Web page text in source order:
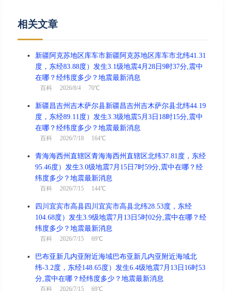
相关文章
新疆阿克苏地区库车市新疆阿克苏地区库车市北纬41.31
度，东经83.88度）发生3.1级地震4月28日9时37分,震中
在哪？经纬度多少？地震最新消息
百科 2026/8/4 70℃
新疆昌吉州吉木萨尔县新疆昌吉州吉木萨尔县北纬44.19
度，东经89.11度）发生3.3级地震5月3日18时15分,震中
在哪？经纬度多少？地震最新消息
百科 2026/7/18 164℃
青海海西州直辖区青海海西州直辖区北纬37.81度，东经
95.46度）发生3.0级地震7月15日7时59分,震中在哪？经
纬度多少？地震最新消息
百科 2026/7/15 144℃
四川宜宾市高县四川宜宾市高县北纬28.53度，东经
104.68度）发生3.9级地震7月13日5时02分,震中在哪？经
纬度多少？地震最新消息
百科 2026/7/15 69℃
巴布亚新几内亚附近海域巴布亚新几内亚附近海域北
纬-3.2度，东经148.65度）发生6.4级地震7月13日16时53
分,震中在哪？经纬度多少？地震最新消息
百科 2026/7/15 69℃